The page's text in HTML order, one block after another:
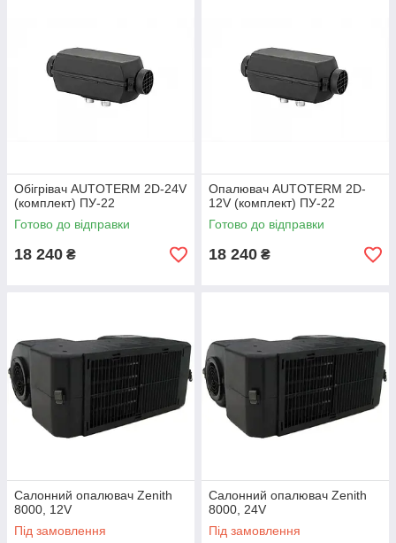
Обігрівач AUTOTERM 2D-24V
(комплект) ПУ-22
Готово до відправки
18 240 ₴
Опалювач AUTOTERM 2D-
12V (комплект) ПУ-22
Готово до відправки
18 240 ₴
Салонний опалювач Zenith
8000, 12V
Під замовлення
Салонний опалювач Zenith
8000, 24V
Під замовлення